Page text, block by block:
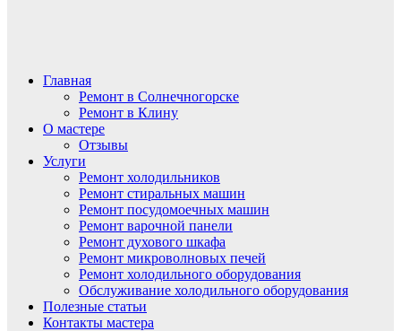
Главная
Ремонт в Солнечногорске
Ремонт в Клину
О мастере
Отзывы
Услуги
Ремонт холодильников
Ремонт стиральных машин
Ремонт посудомоечных машин
Ремонт варочной панели
Ремонт духового шкафа
Ремонт микроволновых печей
Ремонт холодильного оборудования
Обслуживание холодильного оборудования
Полезные статьи
Контакты мастера